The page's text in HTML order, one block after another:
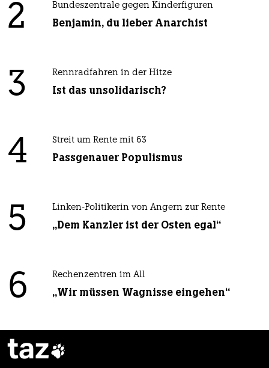
2 Bundeszentrale gegen Kinderfiguren
Benjamin, du lieber Anarchist
3 Rennradfahren in der Hitze
Ist das unsolidarisch?
4 Streit um Rente mit 63
Passgenauer Populismus
5 Linken-Politikerin von Angern zur Rente
„Dem Kanzler ist der Osten egal“
6 Rechenzentren im All
„Wir müssen Wagnisse eingehen“
taz